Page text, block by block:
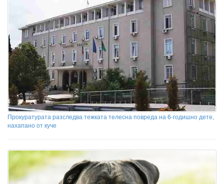
Прокуратурата разследва тежката телесна повреда на 6-годишно дете,
нахапано от куче